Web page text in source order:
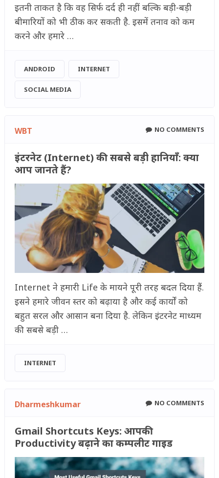
इतनी ताकत है कि वह सिर्फ दर्द ही नहीं बल्कि बड़ी-बड़ी
बीमारियों को भी ठीक कर सकती है. इसमें तनाव को कम
करने और हमारे …
ANDROID INTERNET
SOCIAL MEDIA
WBT NO COMMENTS
इंटरनेट (Internet) की सबसे बड़ी हानियाँ: क्या
आप जानते हैं?
Internet ने हमारी Life के मायने पूरी तरह बदल दिया हैं.
इसने हमारे जीवन स्तर को बढ़ाया है और कई कार्यों को
बहुत सरल और आसान बना दिया है. लेकिन इंटरनेट माध्यम
की सबसे बड़ी …
INTERNET
Dharmeshkumar NO COMMENTS
Gmail Shortcuts Keys: आपकी
Productivity बढ़ाने का कम्पलीट गाइड